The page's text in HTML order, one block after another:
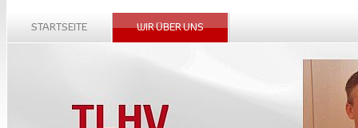
STARTSEITE WIR ÜBER UNS